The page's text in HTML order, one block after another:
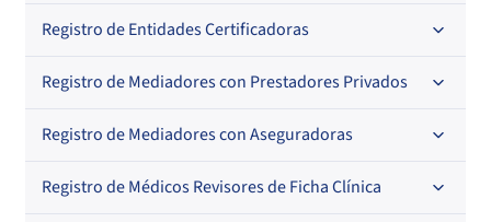
En orden alfabético
Por N° de registro
Regional
Registro de Entidades Certificadoras
Por orden alfabético
Por N° de registro
Registro de Mediadores con Prestadores Privados
Por orden alfabético
Por N° de registro
Registro de Mediadores con Aseguradoras
Regional
Registro de Médicos Revisores de Ficha Clínica